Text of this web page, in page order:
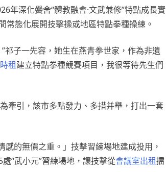
年深化黌舍“體教融會·文武兼修”特點成長實
態化展開技擊操或地區特點拳種操練。
子一先容，她生在燕青拳世家，作為非遺
時租建立特點拳種競賽項目，我很等待先生們
牽引，該市多點發力、多措并舉，打出一套
的無價之重。」技擊習練場地建成投用，
“武小元”習練場地，讓技擊從會議室出租擂